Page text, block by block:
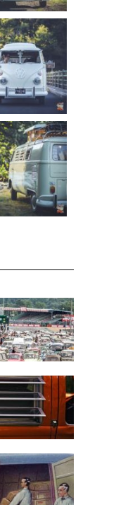
becombi
Août 10
177
becombi
Août 10
108
0